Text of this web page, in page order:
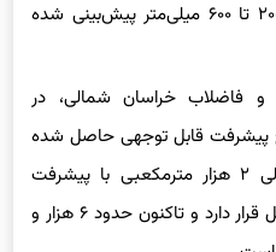
با لوله‌های فولادی در قطرهای ۲۰۰ تا ۶۰۰ میلی‌متر پیش‌بینی شده
فاضلاب خراسان شمالی، در
قابل توجهی حاصل شده
است؛ به‌گونه‌ای که مخزن تعادلی ۲ هزار مترمکعبی با پیشرفت
فیزیکی ۹۵ درصد در آستانه تکمیل قرار دارد و تاکنون حدود ۶ هزار و